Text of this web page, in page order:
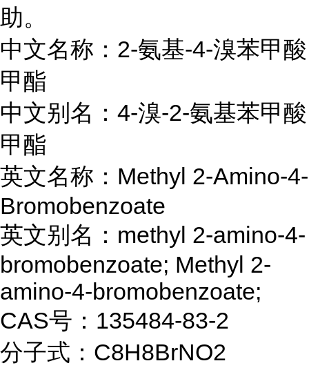
助。
中文名称：2-氨基-4-溴苯甲酸
甲酯
中文别名：4-溴-2-氨基苯甲酸
甲酯
英文名称：Methyl 2-Amino-4-
Bromobenzoate
英文别名：methyl 2-amino-4-
bromobenzoate; Methyl 2-
amino-4-bromobenzoate;
CAS号：135484-83-2
分子式：C8H8BrNO2